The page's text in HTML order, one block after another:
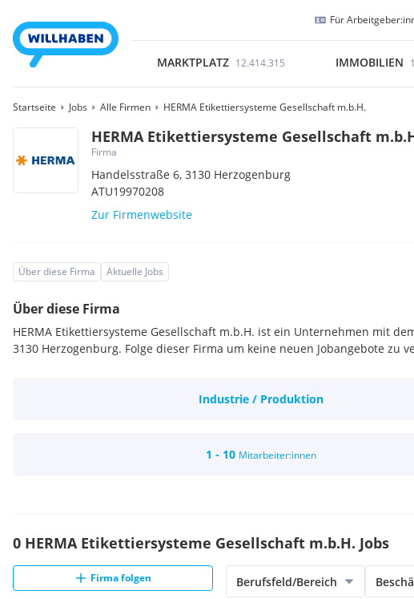
Für
MARKTPLATZ 12.414.315 IMMOBILIEN
Startseite Jobs Alle Firmen HERMA Etikettiersysteme Gesellschaft m.b.H.
HERMA Etikettiersysteme Gesellschaft
Firma
Handelsstraße 6,3130 Herzogenburg
ATU19970208
Zur Firmenwebsite
Über diese Firma Aktuelle Jobs
Über diese Firma
HERMA Etikettiersysteme Gesellschaft m.b.H. ist ein Unternehmen mit
3130 Herzogenburg. Folge dieser Firma um keine neuen Jobangebote zu
Industrie / Produktion
1 - 10 Mitarbeiter:innen
0 HERMA Etikettiersysteme Gesellschaft m.b.H. Jobs
Firma folgen Berufsfeld/Bereich